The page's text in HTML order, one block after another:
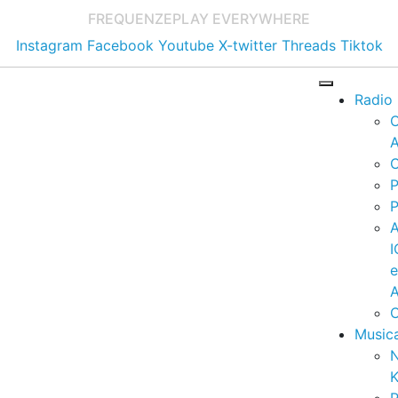
FREQUENZEPLAY EVERYWHERE
Instagram Facebook Youtube X-twitter Threads Tiktok
Radio
e